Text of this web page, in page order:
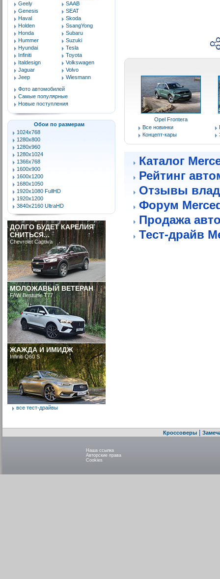
Geely
Genesis
Haval
Holden
Honda
Hummer
Hyundai
Infiniti
Italdesign
Jaguar
Jeep
SAAB
SEAT
Skoda
SsangYong
Subaru
Suzuki
Tesla
Toyota
Volkswagen
Volvo
Wiesmann
Фото автомобилей
Самые популярные
Новые поступления
Обои по размерам
1024x768
1280x800
1280x960
1280x1024
1366x768
1600x900
1600x1200
1680x1050
1920x1080 FullHD
1920x1200
3840x2160 UltraHD
ДОЛГО БУДЕТ КАРЕЛИЯ
СНИТЬСЯ...
Chevrolet Captiva
МОЛОЖАВЫЙ ВЕТЕРАН
FAW Bestune T77
ЖАЖДА И ИМИДЖ
Infiniti Q60 S
все тест-драйвы
Opel Frontera
Все новинки
Концепт-кары
Каталог
Рейтинг
Отзывы
Форум
Продажа
Тест-драйв
Кроссоверы
Наша ссылка
Авторские права
Cookies